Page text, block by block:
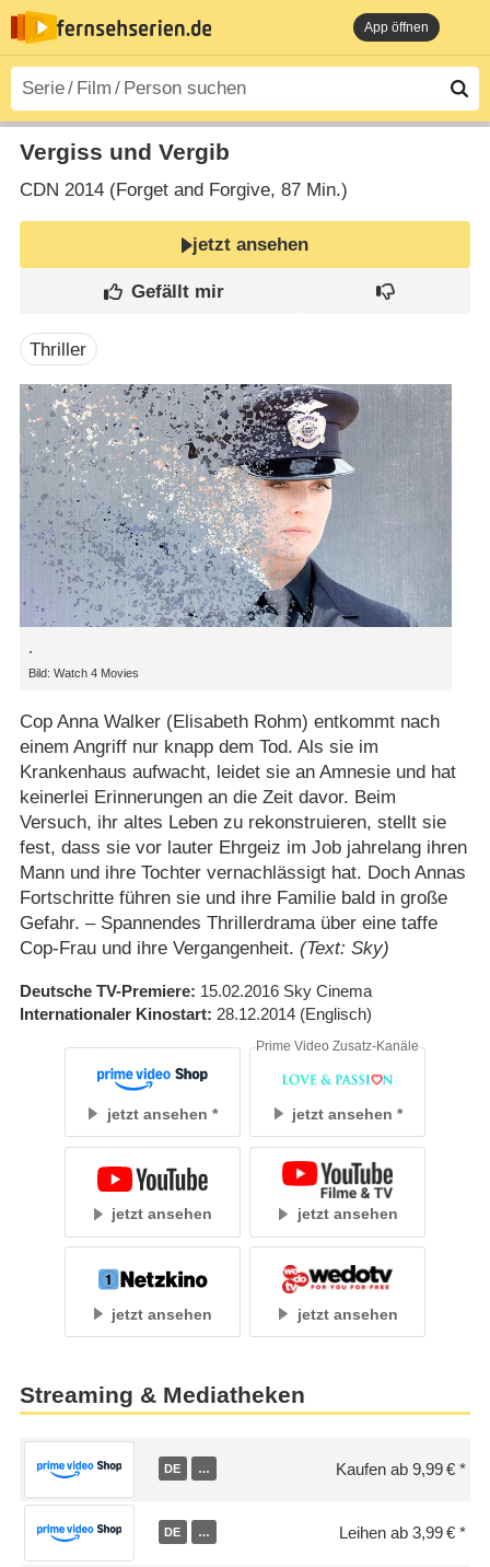
App öffnen
Vergiss und Vergib
CDN 2014 (Forget and Forgive‎, 87 Min.)
jetzt ansehen
Thriller
.
Bild: Watch 4 Movies
Cop Anna Walker (Elisabeth Rohm) entkommt nach
einem Angriff nur knapp dem Tod. Als sie im
Krankenhaus aufwacht, leidet sie an Amnesie und hat
keinerlei Erinnerungen an die Zeit davor. Beim
Versuch, ihr altes Leben zu rekonstruieren, stellt sie
fest, dass sie vor lauter Ehrgeiz im Job jahrelang ihren
Mann und ihre Tochter vernachlässigt hat. Doch Annas
Fortschritte führen sie und ihre Familie bald in große
Gefahr. – Spannendes Thrillerdrama über eine taffe
Cop-Frau und ihre Vergangenheit. (Text: Sky)
Deutsche TV-Premiere 15.02.2016 Sky Cinema
Internationaler Kinostart 28.12.2014 (Englisch)
jetzt ansehen jetzt ansehen
Prime Video Zusatz-Kanäle
jetzt ansehen jetzt ansehen
jetzt ansehen jetzt ansehen
Streaming & Mediatheken
DE … Kaufen ab 9,99 €
DE … Leihen ab 3,99 €